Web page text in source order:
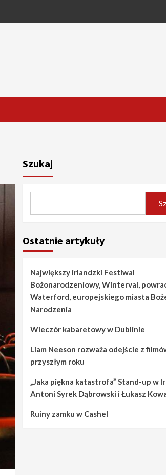
Szukaj
Ostatnie artykuły
Największy irlandzki Festiwal
Bożonarodzeniowy, Winterval,
Waterford, europejskiego miasta
Narodzenia
Wieczór kabaretowy w Dublinie
Liam Neeson rozważa odejście z
przyszłym roku
„Jaka piękna katastrofa” Stand-up w
Antoni Syrek Dąbrowski i Łukasz
Ruiny zamku w Cashel